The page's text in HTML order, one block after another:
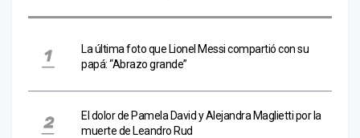
La última foto que Lionel Messi compartió con su
papá: “Abrazo grande”
El dolor de Pamela David y Alejandra Maglietti por la
muerte de Leandro Rud